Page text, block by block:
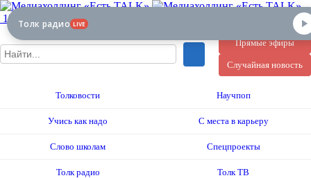
12+
Прямые эфиры
Случайная новость
Толковости Научпоп
Учись как надо С места в карьеру
Слово школам Спецпроекты
Толк радио Толк ТВ
Толк радио LIVE